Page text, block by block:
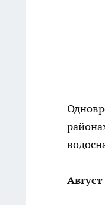
Август